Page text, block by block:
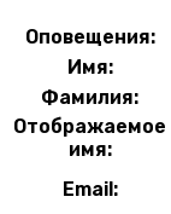
Оповещения:
Имя:
Фамилия:
Отображаемое
имя:
Email: